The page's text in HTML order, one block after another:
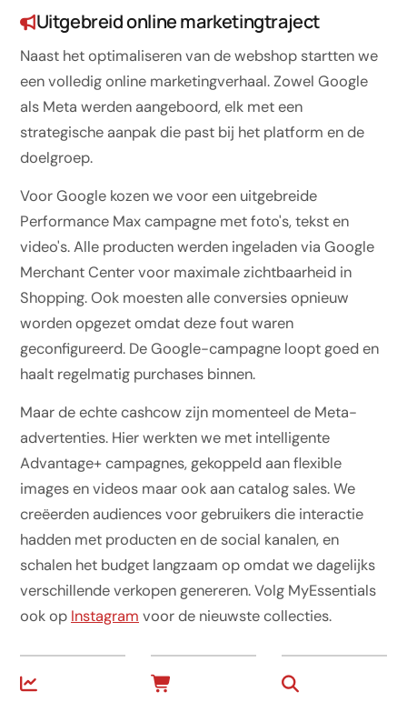
Uitgebreid online marketingtraject
Naast het optimaliseren van de webshop startten we
een volledig online marketingverhaal. Zowel Google
als Meta werden aangeboord, elk met een
strategische aanpak die past bij het platform en de
doelgroep.
Voor Google kozen we voor een uitgebreide
Performance Max campagne met foto's, tekst en
video's. Alle producten werden ingeladen via Google
Merchant Center voor maximale zichtbaarheid in
Shopping. Ook moesten alle conversies opnieuw
worden opgezet omdat deze fout waren
geconfigureerd. De Google-campagne loopt goed en
haalt regelmatig purchases binnen.
Maar de echte cashcow zijn momenteel de Meta-
advertenties. Hier werkten we met intelligente
Advantage+ campagnes, gekoppeld aan flexible
images en videos maar ook aan catalog sales. We
creëerden audiences voor gebruikers die interactie
hadden met producten en de social kanalen, en
schalen het budget langzaam op omdat we dagelijks
verschillende verkopen genereren. Volg MyEssentials
ook op Instagram voor de nieuwste collecties.